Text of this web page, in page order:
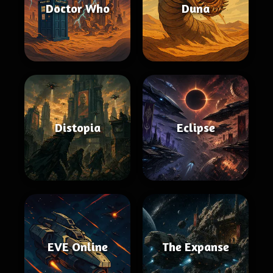
Doctor Who Duna
Distopia Eclipse
EVE Online The Expanse